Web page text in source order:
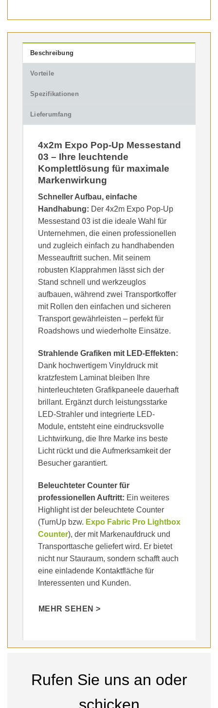
Beschreibung
Vorteile
Spezifikationen
Lieferumfang
4x2m Expo Pop-Up Messestand
03 – Ihre leuchtende
Komplettlösung für maximale
Markenwirkung
Schneller Aufbau, einfache
Handhabung: Der 4x2m Expo Pop-Up
Messestand 03 ist die ideale Wahl für
Unternehmen, die einen professionellen
und zugleich einfach zu handhabenden
Messeauftritt suchen. Mit seinem
robusten Klapprahmen lässt sich der
Stand schnell und werkzeuglos
aufbauen, während zwei Transportkoffer
mit Rollen den einfachen und sicheren
Transport gewährleisten – perfekt für
Roadshows und wiederholte Einsätze.
Strahlende Grafiken mit LED-Effekten:
Dank hochwertigem Vinyldruck mit
kratzfestem Laminat bleiben Ihre
hinterleuchteten Grafikpaneele dauerhaft
brillant. Ergänzt durch leistungsstarke
LED-Strahler und integrierte LED-
Module, entsteht eine eindrucksvolle
Lichtwirkung, die Ihre Marke ins beste
Licht rückt und die Aufmerksamkeit der
Besucher garantiert.
Beleuchteter Counter für
professionellen Auftritt: Ein weiteres
Highlight ist der beleuchtete Counter
(TurnUp bzw. Expo Fabric Pro Lightbox
Counter), der mit Markenaufdruck und
Transporttasche geliefert wird. Er bietet
nicht nur Stauraum, sondern schafft auch
eine einladende Kontaktfläche für
Interessenten und Kunden.
MEHR SEHEN >
Rufen Sie uns an oder